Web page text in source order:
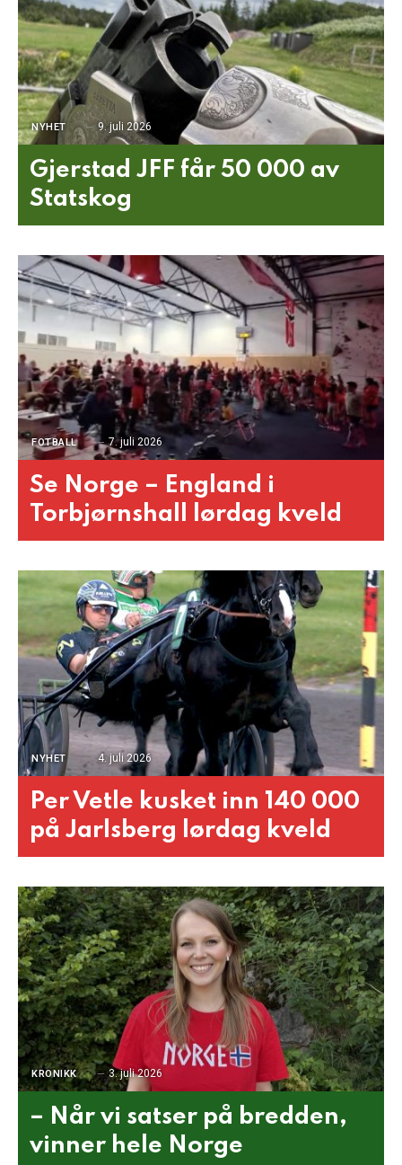
NYHET 9. juli 2026
Gjerstad JFF får 50 000 av
Statskog
FOTBALL 7. juli 2026
Se Norge – England i
Torbjørnshall lørdag kveld
NYHET 4. juli 2026
Per Vetle kusket inn 140 000
på Jarlsberg lørdag kveld
KRONIKK 3. juli 2026
– Når vi satser på bredden,
vinner hele Norge